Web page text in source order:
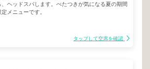
、ヘッドスパします。べたつきが気になる夏の期間
定メニューです。
タップして空席を確認